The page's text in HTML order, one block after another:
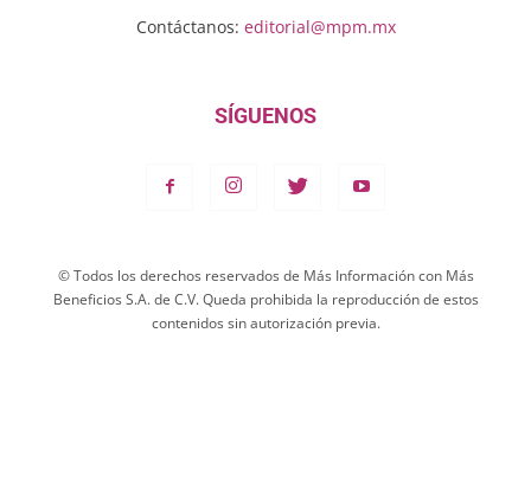
Contáctanos: editorial@mpm.mx
SÍGUENOS
© Todos los derechos reservados de Más Información con Más
Beneficios S.A. de C.V. Queda prohibida la reproducción de estos
contenidos sin autorización previa.